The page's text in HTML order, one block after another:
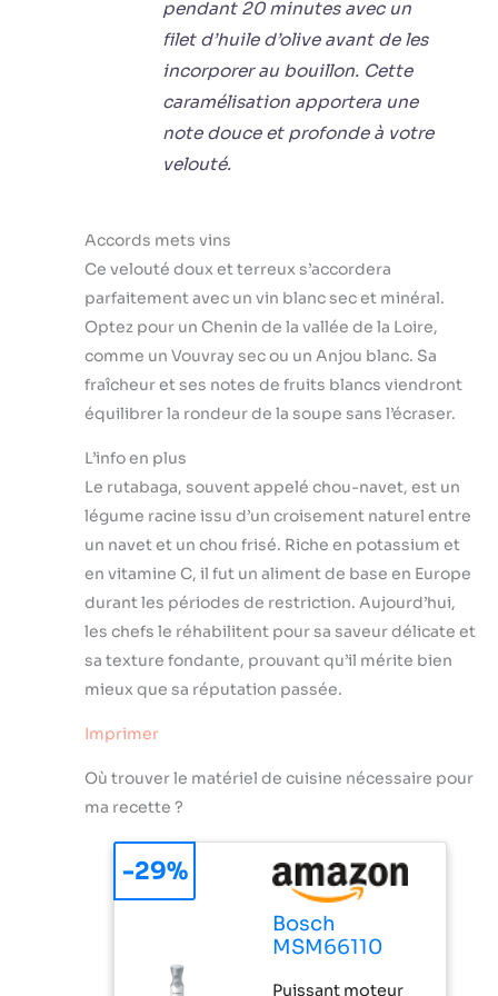
pendant 20 minutes avec un
filet d’huile d’olive avant de les
incorporer au bouillon. Cette
caramélisation apportera une
note douce et profonde à votre
velouté.
Accords mets vins
Ce velouté doux et terreux s’accordera
parfaitement avec un vin blanc sec et minéral.
Optez pour un Chenin de la vallée de la Loire,
comme un Vouvray sec ou un Anjou blanc. Sa
fraîcheur et ses notes de fruits blancs viendront
équilibrer la rondeur de la soupe sans l’écraser.
L’info en plus
Le rutabaga, souvent appelé chou-navet, est un
légume racine issu d’un croisement naturel entre
un navet et un chou frisé. Riche en potassium et
en vitamine C, il fut un aliment de base en Europe
durant les périodes de restriction. Aujourd’hui,
les chefs le réhabilitent pour sa saveur délicate et
sa texture fondante, prouvant qu’il mérite bien
mieux que sa réputation passée.
Imprimer
Où trouver le matériel de cuisine nécessaire pour
ma recette ?
Bosch
MSM66110
Puissant moteur
-29%